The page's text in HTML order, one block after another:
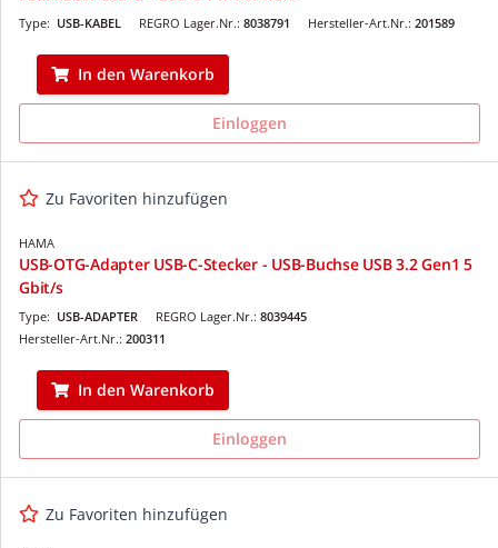
REGRO Lager.Nr.: 8038791
Type: USB-KABEL Hersteller-Art.Nr.: 201589
In den Warenkorb
Einloggen
Zu Favoriten hinzufügen
HAMA
USB-OTG-Adapter USB-C-Stecker - USB-Buchse USB 3.2 Gen1 5
Gbit/s
REGRO Lager.Nr.: 8039445
Type: USB-ADAPTER
Hersteller-Art.Nr.: 200311
In den Warenkorb
Einloggen
Zu Favoriten hinzufügen